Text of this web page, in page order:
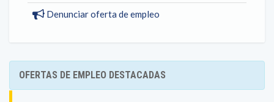
Denunciar oferta de empleo
OFERTAS DE EMPLEO DESTACADAS